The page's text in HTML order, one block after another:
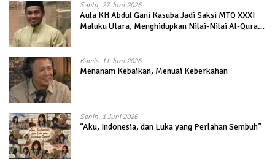
Sabtu, 27 Juni 2026
Aula KH Abdul Gani Kasuba Jadi Saksi MTQ XXXI
Maluku Utara, Menghidupkan Nilai-Nilai Al-Quran
Kamis, 11 Juni 2026
Menanam Kebaikan, Menuai Keberkahan
Senin, 1 Juni 2026
“Aku, Indonesia, dan Luka yang Perlahan Sembuh”